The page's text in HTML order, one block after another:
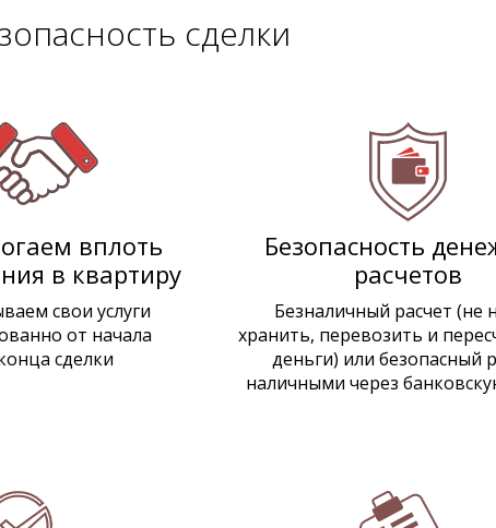
сделки
вплоть
в квартиру
свои услуги
от начала
сделки
Безопасность
расчетов
Безналичный расчет (не
хранить, перевозить и
деньги) или безопасный
наличными через